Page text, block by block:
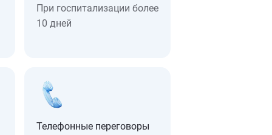
При госпитализации более
10 дней
Телефонные переговоры